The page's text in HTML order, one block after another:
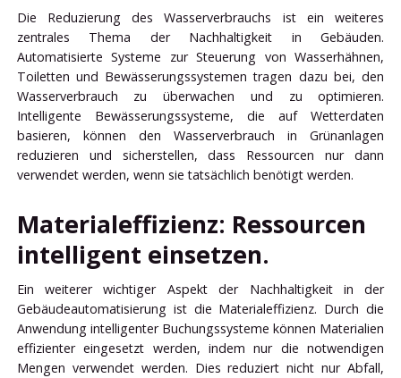
Die Reduzierung des Wasserverbrauchs ist ein weiteres
zentrales Thema der Nachhaltigkeit in Gebäuden.
Automatisierte Systeme zur Steuerung von Wasserhähnen,
Toiletten und Bewässerungssystemen tragen dazu bei, den
Wasserverbrauch zu überwachen und zu optimieren.
Intelligente Bewässerungssysteme, die auf Wetterdaten
basieren, können den Wasserverbrauch in Grünanlagen
reduzieren und sicherstellen, dass Ressourcen nur dann
verwendet werden, wenn sie tatsächlich benötigt werden.
Materialeffizienz: Ressourcen
intelligent einsetzen.
Ein weiterer wichtiger Aspekt der Nachhaltigkeit in der
Gebäudeautomatisierung ist die Materialeffizienz. Durch die
Anwendung intelligenter Buchungssysteme können Materialien
effizienter eingesetzt werden, indem nur die notwendigen
Mengen verwendet werden. Dies reduziert nicht nur Abfall,